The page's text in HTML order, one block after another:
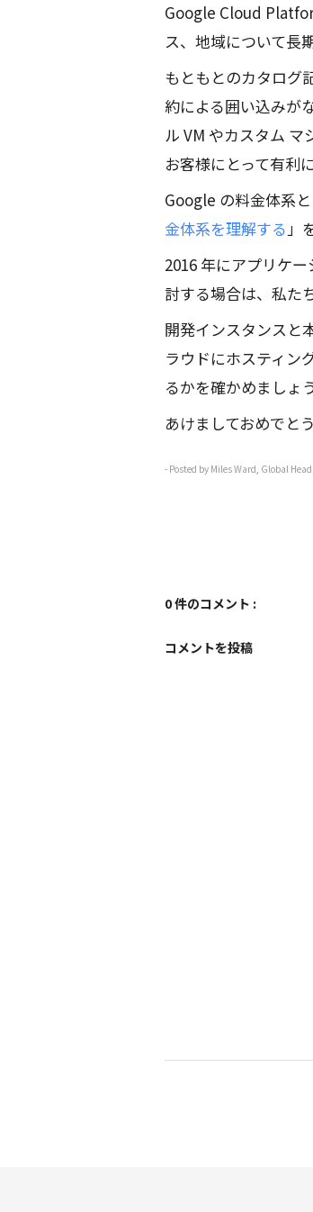
Google Cloud
ス、地域について長
もともとのカタログ
約による囲い込みが
ル VM やカスタム
お客様にとって有利
Google の料金体系
金体系を理解する」
2016 年にアプリケ
討する場合は、私た
開発インスタンスと
ラウドにホスティン
るかを確かめましょ
あけましておめでと
- Posted by Miles Ward, Global
0 件のコメント :
コメントを投稿